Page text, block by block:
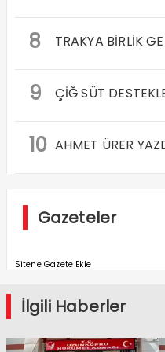
8
TRAKYA BİRLİK
9 ÇİĞ SÜT
10 AHMET ÜRER
Gazeteler
Sitene Gazete Ekle
İlgili Haberler